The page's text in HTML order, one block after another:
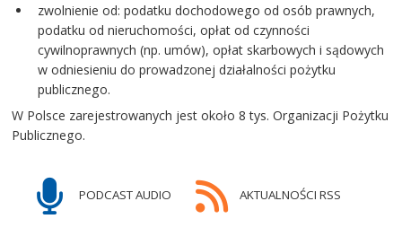
zwolnienie od: podatku dochodowego od osób prawnych,
podatku od nieruchomości, opłat od czynności
cywilnoprawnych (np. umów), opłat skarbowych i sądowych
w odniesieniu do prowadzonej działalności pożytku
publicznego.
W Polsce zarejestrowanych jest około 8 tys. Organizacji Pożytku
Publicznego.
PODCAST AUDIO AKTUALNOŚCI RSS